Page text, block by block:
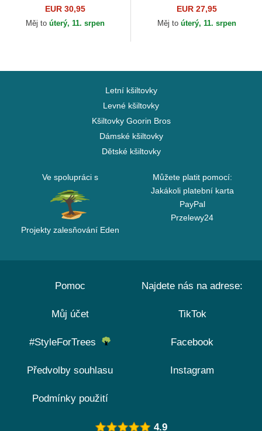
Cord Los Angeles Dodgers
MLB New Era
EUR 30,95
Měj to úterý, 11. srpen
M-Crown ajustable FC
Barcelona LALIGA New Era
EUR 27,95
Měj to úterý, 11. srpen
Letní kšiltovky
Levné kšiltovky
Kšiltovky Goorin Bros
Dámské kšiltovky
Dětské kšiltovky
Ve spolupráci s
Projekty zalesňování Eden
Můžete platit pomocí:
Jakákoli platební karta
PayPal
Przelewy24
Pomoc
Můj účet
#StyleForTrees
Předvolby souhlasu
Podmínky použití
Najdete nás na adrese:
TikTok
Facebook
Instagram
4.9